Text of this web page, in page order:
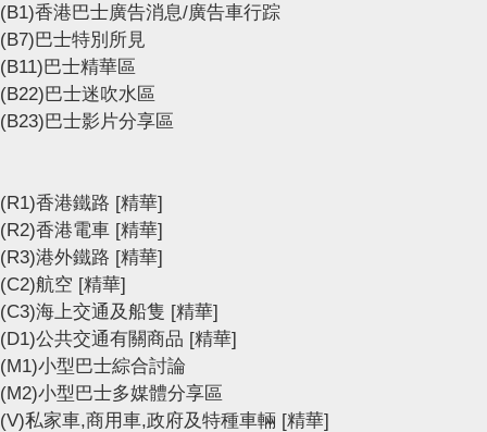
(B1)香港巴士廣告消息/廣告車行踪
(B7)巴士特別所見
(B11)巴士精華區
(B22)巴士迷吹水區
(B23)巴士影片分享區
(R1)香港鐵路 [精華]
(R2)香港電車 [精華]
(R3)港外鐵路 [精華]
(C2)航空 [精華]
(C3)海上交通及船隻 [精華]
(D1)公共交通有關商品 [精華]
(M1)小型巴士綜合討論
(M2)小型巴士多媒體分享區
(V)私家車,商用車,政府及特種車輛 [精華]